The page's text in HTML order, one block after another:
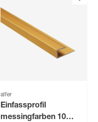
alfer
Einfassprofil
messingfarben 1000